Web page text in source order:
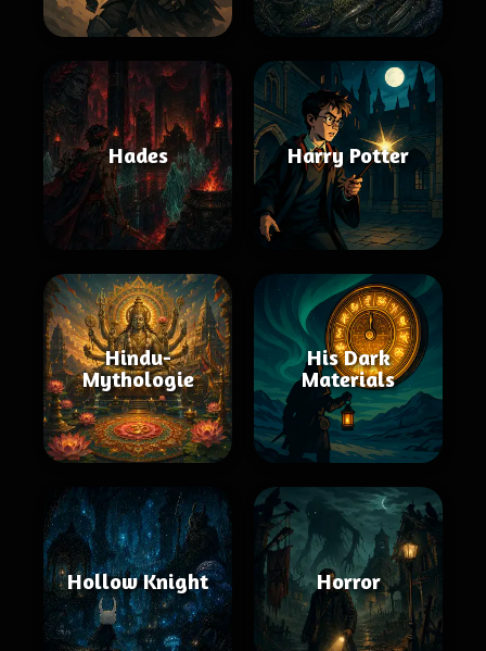
Hades Harry Potter
Hindu-
Mythologie
His Dark
Materials
Hollow Knight Horror